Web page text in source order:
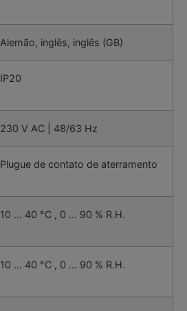
Alemão, inglês, inglês (GB)
IP20
230 V AC | 48/63 Hz
Plugue de contato de aterramento
10 … 40 °C , 0 … 90 % R.H.
10 … 40 °C , 0 … 90 % R.H.